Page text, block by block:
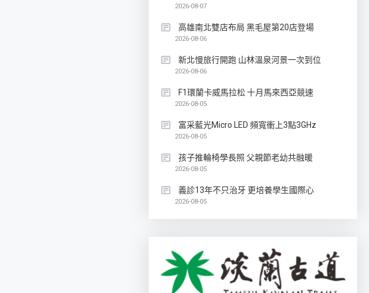
2026-08-07
高雄南北雙店布局 黑毛屋第20店登場
2026-08-06
新北慢旅行開跑 山林溫泉河景一次到位
2026-08-06
F1環蘭卡威馬拉松 十月馬來西亞競速
2026-08-05
富采藍光Micro LED 頻寬衝上3點3GHz
2026-08-05
孩子推輪椅學長照 父親節老幼共融暖
2026-08-05
義診13年不只治牙 更培養學生國際心
2026-08-05